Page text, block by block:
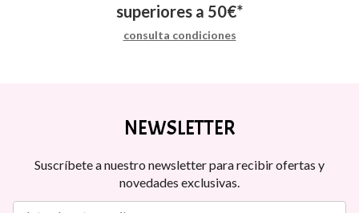
superiores a 50€*
consulta condiciones
NEWSLETTER
Suscríbete a nuestro newsletter para recibir ofertas y
novedades exclusivas.